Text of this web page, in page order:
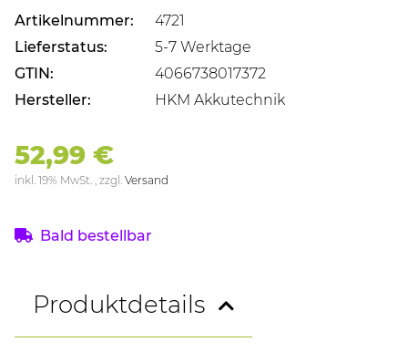
Artikelnummer:
4721
Lieferstatus:
5-7 Werktage
GTIN:
4066738017372
Hersteller:
HKM Akkutechnik
52,99 €
inkl. 19% MwSt. , zzgl. Versand
Bald bestellbar
Produktdetails